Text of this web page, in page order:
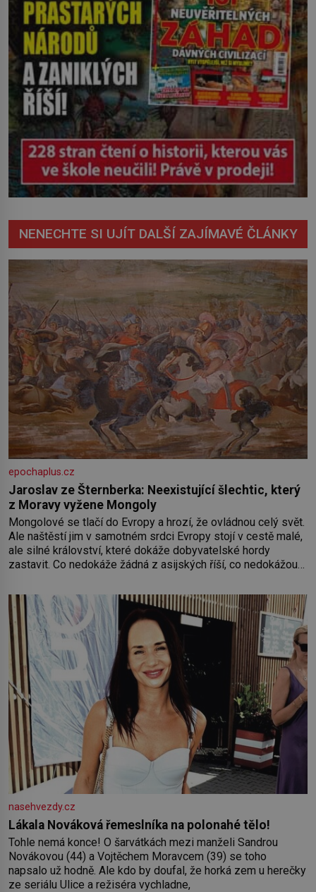
NENECHTE SI UJÍT DALŠÍ ZAJÍMAVÉ ČLÁNKY
epochaplus.cz
Jaroslav ze Šternberka: Neexistující šlechtic, který
z Moravy vyžene Mongoly
Mongolové se tlačí do Evropy a hrozí, že ovládnou celý svět.
Ale naštěstí jim v samotném srdci Evropy stojí v cestě malé,
ale silné království, které dokáže dobyvatelské hordy
zastavit. Co nedokáže žádná z asijských říší, co nedokážou
od roku 1223 postupují podél Kaspického a Azovského
moře,
nasehvezdy.cz
Lákala Nováková řemeslníka na polonahé tělo!
Tohle nemá konce! O šarvátkách mezi manželi Sandrou
Novákovou (44) a Vojtěchem Moravcem (39) se toho
napsalo už hodně. Ale kdo by doufal, že horká zem u herečky
ze seriálu Ulice a režiséra vychladne,